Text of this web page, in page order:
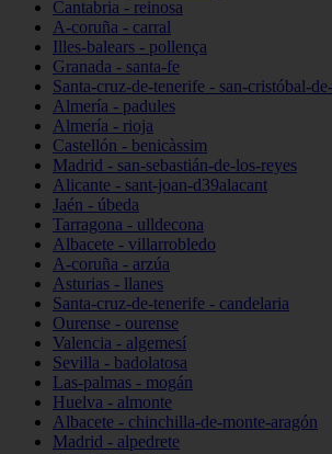
Cantabria - reinosa
A-coruña - carral
Illes-balears - pollença
Granada - santa-fe
Santa-cruz-de-tenerife - san-cristóbal-
Almería - padules
Almería - rioja
Castellón - benicàssim
Madrid - san-sebastián-de-los-reyes
Alicante - sant-joan-d39alacant
Jaén - úbeda
Tarragona - ulldecona
Albacete - villarrobledo
A-coruña - arzúa
Asturias - llanes
Santa-cruz-de-tenerife - candelaria
Ourense - ourense
Valencia - algemesí
Sevilla - badolatosa
Las-palmas - mogán
Huelva - almonte
Albacete - chinchilla-de-monte-aragón
Madrid - alpedrete